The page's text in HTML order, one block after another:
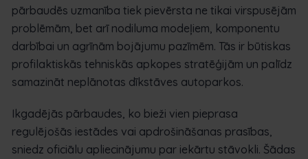
pārbaudēs uzmanība tiek pievērsta ne tikai virspusējām
problēmām, bet arī nodiluma modeļiem, komponentu
darbībai un agrīnām bojājumu pazīmēm. Tās ir būtiskas
profilaktiskās tehniskās apkopes stratēģijām un palīdz
samazināt neplānotas dīkstāves autoparkos.
Ikgadējās pārbaudes, ko bieži vien pieprasa
regulējošās iestādes vai apdrošināšanas prasības,
sniedz oficiālu apliecinājumu par iekārtu stāvokli. Šādas